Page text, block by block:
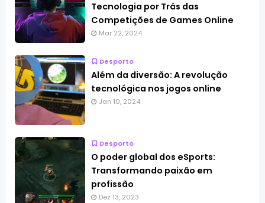
Tecnologia por Trás das
Competições de Games Online
Mar 22, 2024
Desporto
Além da diversão: A revolução
tecnológica nos jogos online
Jan 10, 2024
Desporto
O poder global dos eSports:
Transformando paixão em
profissão
Dez 13, 2023